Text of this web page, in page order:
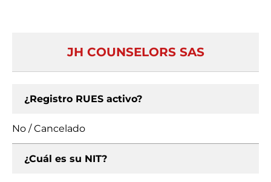
JH COUNSELORS SAS
¿Registro RUES activo?
No / Cancelado
¿Cuál es su NIT?